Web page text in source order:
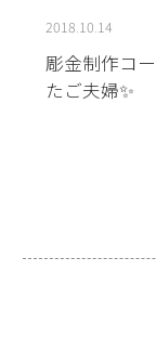
2018.10.14
彫金制作コ
たご夫婦✨